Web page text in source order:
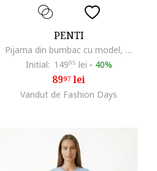
PENTI
Pijama din bumbac cu model, Alb/Verde smarald/Albastru azur
Initial: 14995 lei - 40%
8997 lei
Vandut de Fashion Days